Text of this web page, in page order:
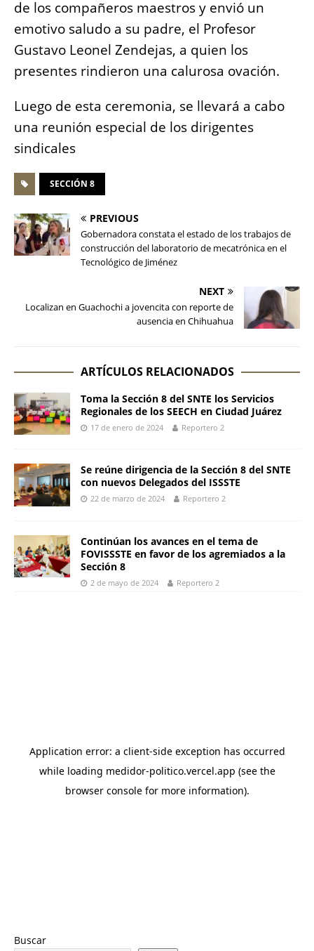
de los compañeros maestros y envió un
emotivo saludo a su padre, el Profesor
Gustavo Leonel Zendejas, a quien los
presentes rindieron una calurosa ovación.
Luego de esta ceremonia, se llevará a cabo
una reunión especial de los dirigentes
sindicales
SECCIÓN 8
PREVIOUS
Gobernadora constata el estado de los trabajos de
construcción del laboratorio de mecatrónica en el
Tecnológico de Jiménez
NEXT
Localizan en Guachochi a jovencita con reporte de
ausencia en Chihuahua
ARTÍCULOS RELACIONADOS
Toma la Sección 8 del SNTE los Servicios
Regionales de los SEECH en Ciudad Juárez
17 de enero de 2024 Reportero 2
Se reúne dirigencia de la Sección 8 del SNTE
con nuevos Delegados del ISSSTE
22 de marzo de 2024 Reportero 2
Continúan los avances en el tema de
FOVISSSTE en favor de los agremiados a la
Sección 8
2 de mayo de 2024 Reportero 2
Buscar